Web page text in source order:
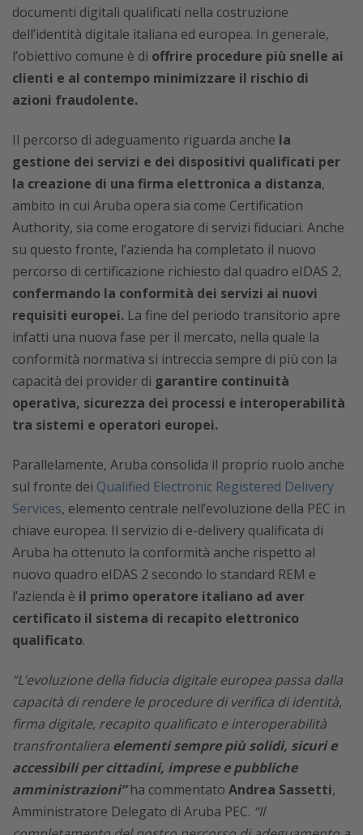
documenti digitali qualificati nella costruzione
dell’identità digitale italiana ed europea. In generale,
l’obiettivo comune è di offrire procedure più snelle ai
clienti e al contempo minimizzare il rischio di
azioni fraudolente.
Il percorso di adeguamento riguarda anche la
gestione dei servizi e dei dispositivi qualificati per
la creazione di una firma elettronica a distanza,
ambito in cui Aruba opera sia come Certification
Authority, sia come erogatore di servizi fiduciari. Anche
su questo fronte, l’azienda ha completato il nuovo
percorso di certificazione richiesto dal quadro eIDAS 2,
confermando la conformità dei servizi ai nuovi
requisiti europei. La fine del periodo transitorio apre
infatti una nuova fase per il mercato, nella quale la
conformità normativa si intreccia sempre di più con la
capacità dei provider di garantire continuità
operativa, sicurezza dei processi e interoperabilità
tra sistemi e operatori europei.
Parallelamente, Aruba consolida il proprio ruolo anche
sul fronte dei Qualified Electronic Registered Delivery
Services, elemento centrale nell’evoluzione della PEC in
chiave europea. Il servizio di e-delivery qualificata di
Aruba ha ottenuto la conformità anche rispetto al
nuovo quadro eIDAS 2 secondo lo standard REM e
l’azienda è il primo operatore italiano ad aver
certificato il sistema di recapito elettronico
qualificato.
“L’evoluzione della fiducia digitale europea passa dalla
capacità di rendere le procedure di verifica di identità,
firma digitale, recapito qualificato e interoperabilità
transfrontaliera elementi sempre più solidi, sicuri e
accessibili per cittadini, imprese e pubbliche
amministrazioni”ha commentato Andrea Sassetti,
Amministratore Delegato di Aruba PEC. “Il